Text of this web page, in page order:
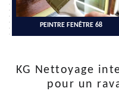
PEINTRE FENÊTRE 68
KG Nettoyage
pour un